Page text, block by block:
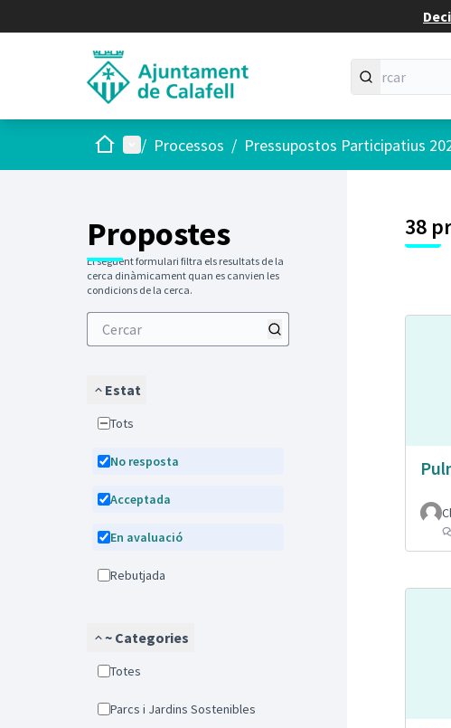
Inici Menú principal
/ Processos / Pressupostos Participatius
Propostes
El següent formulari filtra els resultats de la
cerca dinàmicament quan es canvien les
condicions de la cerca.
Estat
Tots
No resposta
Acceptada
En avaluació
Rebutjada
~ Categories
Totes
Parcs i Jardins Sostenibles
38